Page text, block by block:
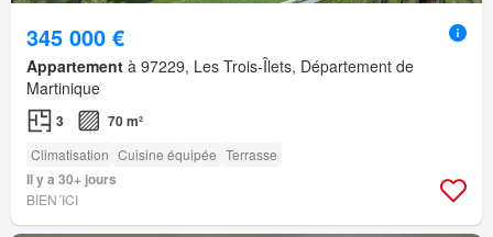
345 000 €
Appartement à 97229, Les Trois-Îlets, Département de
Martinique
3 70 m²
Climatisation Cuisine équipée Terrasse
Il y a 30+ jours
BIEN´ICI